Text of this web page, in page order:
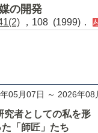
の開発
，108 (1999)．
05月07日 ～ 2026年08
究者としての私を形
「師匠」たち